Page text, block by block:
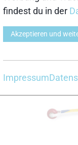
findest du in der
Akzeptieren und
Impressum